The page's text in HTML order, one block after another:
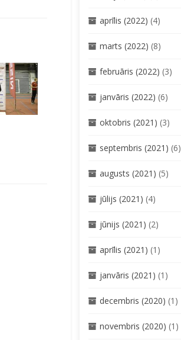
aprīlis (2022) (4)
marts (2022) (8)
februāris (2022) (3)
janvāris (2022) (6)
oktobris (2021) (3)
septembris (2021) (6)
augusts (2021) (5)
jūlijs (2021) (4)
jūnijs (2021) (2)
aprīlis (2021) (1)
janvāris (2021) (1)
decembris (2020) (1)
novembris (2020) (1)